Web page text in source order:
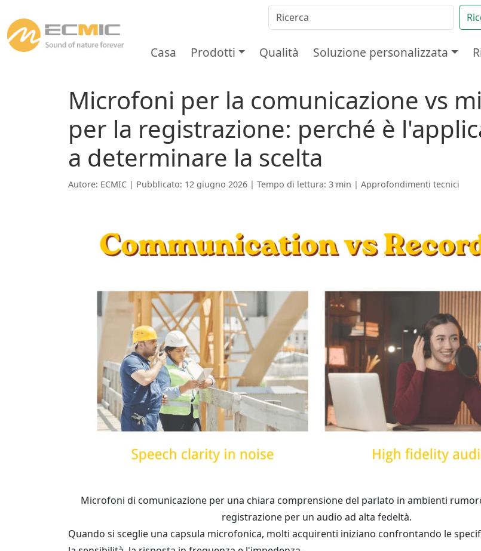
Casa Prodotti Qualità Soluzione personalizzata
Microfoni per la comunicazione vs
per la registrazione: perché è
a determinare la scelta
Autore: ECMIC | Pubblicato: 12 giugno 2026 | Tempo di lettura: 3 min | Approfondimenti tecnici
Microfoni di comunicazione per una chiara comprensione del parlato in ambienti
registrazione per un audio ad alta fedeltà.
Quando si sceglie una capsula microfonica, molti acquirenti iniziano confrontando le